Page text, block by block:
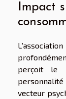
Impact
perçoit le
vecteur